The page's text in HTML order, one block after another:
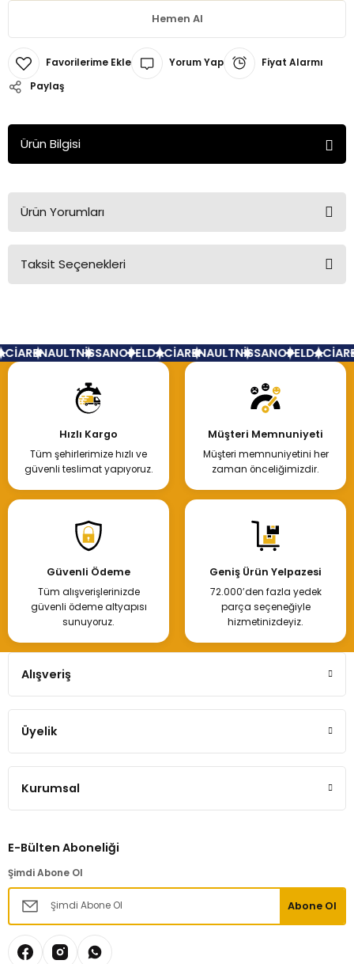
Hemen Al
Yorum Yap
Fiyat Alarmı
Paylaş
Ürün Bilgisi
Ürün Yorumları
Bu ürüne ilk yorumu siz yapın!
Taksit Seçenekleri
RENAULTNİSSANOPELDACİARENAULTNİSSANOPELDACİA
Hızlı Kargo
Tüm şehirlerimize hızlı ve
güvenli teslimat yapıyoruz.
Müşteri Memnuniyeti
Müşteri memnuniyetini her
zaman önceliğimizdir.
Güvenli Ödeme
Tüm alışverişlerinizde
güvenli ödeme altyapısı
sunuyoruz.
Geniş Ürün Yelpazesi
72.000’den fazla yedek
parça seçeneğiyle
hizmetinizdeyiz.
Alışveriş
Üyelik
Kurumsal
E-Bülten Aboneliği
Şimdi Abone Ol
Abone Ol